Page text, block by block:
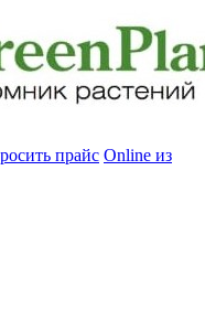
прайс Online из